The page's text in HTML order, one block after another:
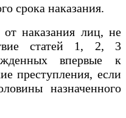
срока наказания.
от наказания лиц, не
статей 1, 2, 3
впервые к
преступления, если
назначенного